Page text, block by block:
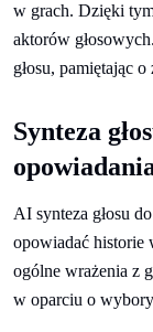
w grach. Dzięki
aktorów
głosu, pamiętając o
Synteza
AI synteza głosu
opowiadać historie
ogólne wrażenia z
w oparciu o